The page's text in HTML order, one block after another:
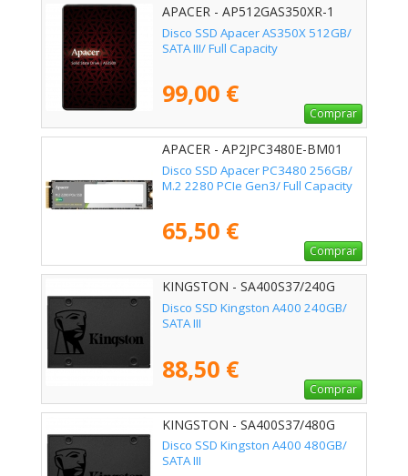
APACER - AP512GAS350XR-1
Disco SSD Apacer AS350X 512GB/
SATA III/ Full Capacity
99,00 €
Comprar
APACER - AP2JPC3480E-BM01
Disco SSD Apacer PC3480 256GB/
M.2 2280 PCIe Gen3/ Full Capacity
65,50 €
Comprar
KINGSTON - SA400S37/240G
Disco SSD Kingston A400 240GB/
SATA III
88,50 €
Comprar
KINGSTON - SA400S37/480G
Disco SSD Kingston A400 480GB/
SATA III